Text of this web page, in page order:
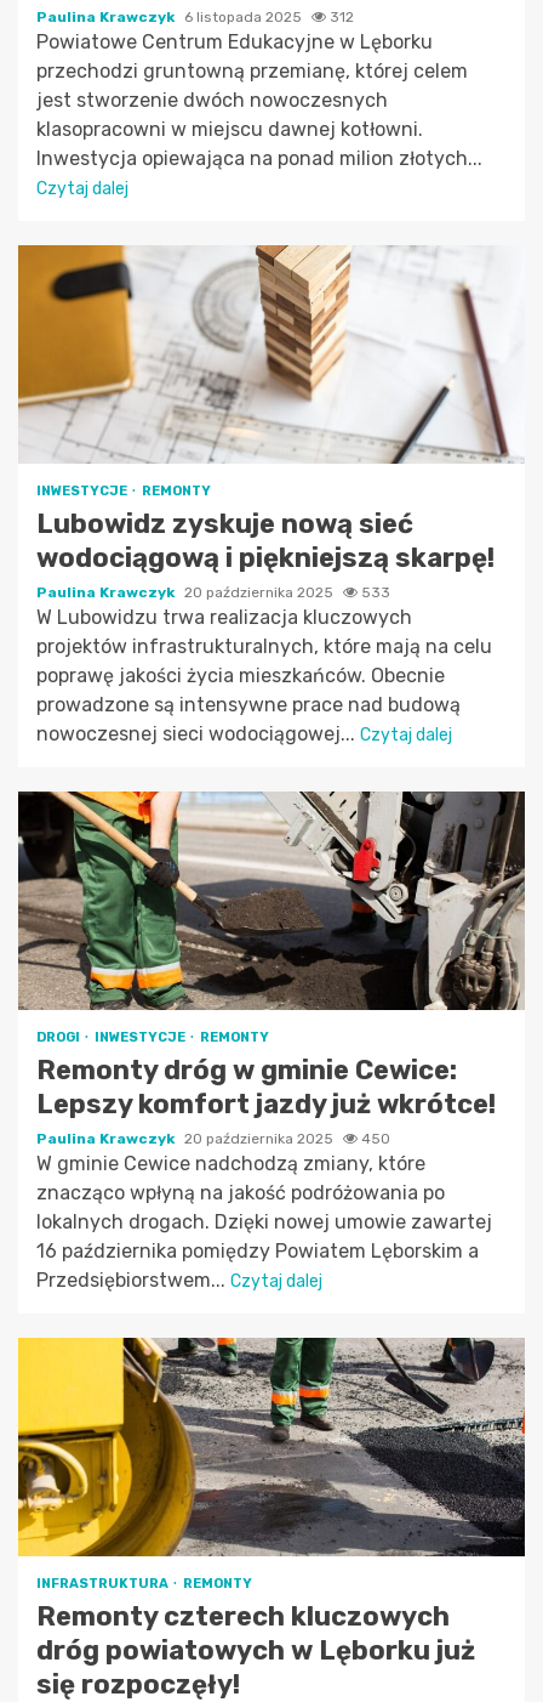
Paulina Krawczyk 6 listopada 2025 312
Powiatowe Centrum Edukacyjne w Lęborku
przechodzi gruntowną przemianę, której celem
jest stworzenie dwóch nowoczesnych
klasopracowni w miejscu dawnej kotłowni.
Inwestycja opiewająca na ponad milion złotych...
Czytaj dalej
INWESTYCJE REMONTY
Lubowidz zyskuje nową sieć
wodociągową i piękniejszą skarpę!
Paulina Krawczyk 20 października 2025 533
W Lubowidzu trwa realizacja kluczowych
projektów infrastrukturalnych, które mają na celu
poprawę jakości życia mieszkańców. Obecnie
prowadzone są intensywne prace nad budową
nowoczesnej sieci wodociągowej... Czytaj dalej
DROGI INWESTYCJE REMONTY
Remonty dróg w gminie Cewice:
Lepszy komfort jazdy już wkrótce!
Paulina Krawczyk 20 października 2025 450
W gminie Cewice nadchodzą zmiany, które
znacząco wpłyną na jakość podróżowania po
lokalnych drogach. Dzięki nowej umowie zawartej
16 października pomiędzy Powiatem Lęborskim a
Przedsiębiorstwem... Czytaj dalej
INFRASTRUKTURA REMONTY
Remonty czterech kluczowych
dróg powiatowych w Lęborku już
się rozpoczęły!